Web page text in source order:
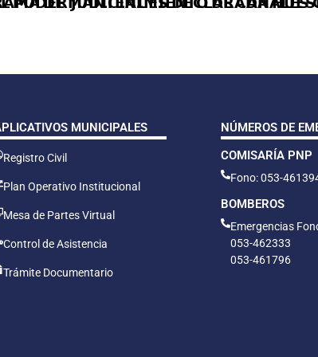
MUNICIPALES
Registro Civil
Plan Operativo Institucional
Mesa de Partes Virtual
Control de Asistencia
Trámite Documentario
NÚMEROS DE
COMISARÍA PNP
Fono: 053-
BOMBEROS
Emergencias
053-462333
053-461796